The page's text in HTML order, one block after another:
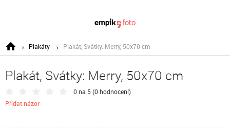
Plakáty Plakát, Svátky: Merry, 50x70 cm
Plakát, Svátky: Merry, 50x70 cm
0 na 5 (0 hodnocení)
Přidat názor